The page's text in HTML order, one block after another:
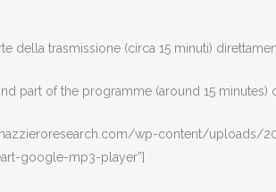
della trasmissione (circa 15 minuti)
part of the programme (around 15
wp-content/uploads/
google-mp3-player”]